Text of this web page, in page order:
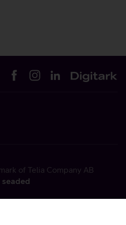
of Telia Company AB